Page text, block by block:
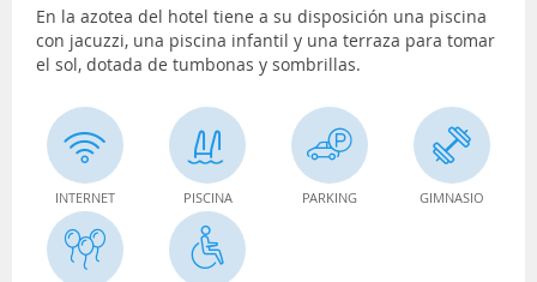
En la azotea del hotel tiene a su disposición una piscina
con jacuzzi, una piscina infantil y una terraza para tomar
el sol, dotada de tumbonas y sombrillas.
INTERNET PISCINA PARKING GIMNASIO